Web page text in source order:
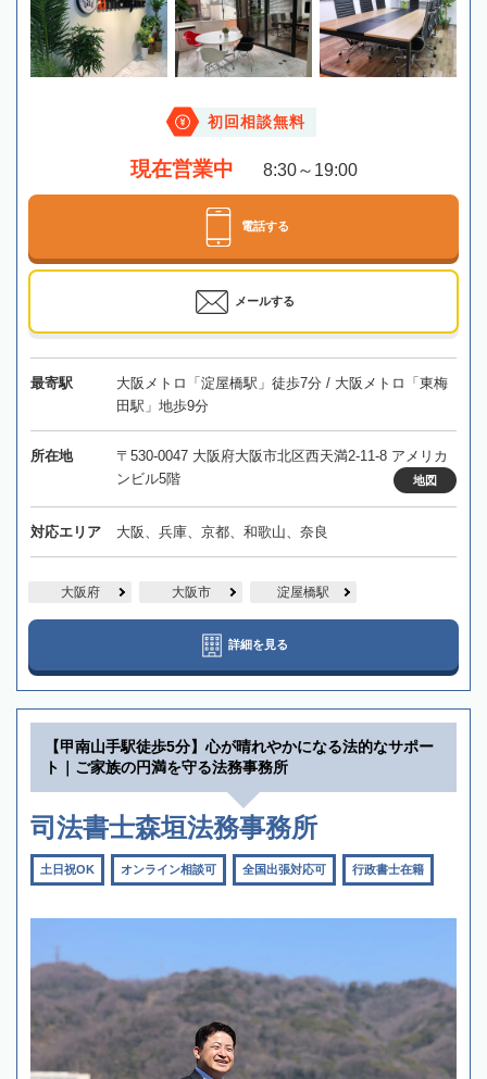
初回相談無料
現在営業中 8:30～19:00
電話する
メールする
最寄駅
大阪メトロ「淀屋橋駅」徒歩7分 / 大阪メトロ「東梅
田駅」地歩9分
所在地
〒530-0047 大阪府大阪市北区西天満2-11-8 アメリカ
ンビル5階
地図
対応エリア 大阪、兵庫、京都、和歌山、奈良
大阪府 大阪市 淀屋橋駅
詳細を見る
【甲南山手駅徒歩5分】心が晴れやかになる法的なサポー
ト｜ご家族の円満を守る法務事務所
司法書士森垣法務事務所
土日祝OK オンライン相談可 全国出張対応可 行政書士在籍